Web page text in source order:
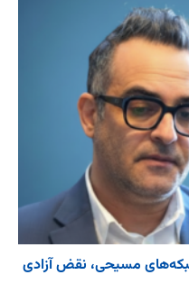
مسیحی، نقض آزادی